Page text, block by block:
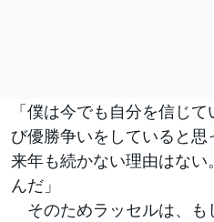
「僕は今でも自分を信じ
び優勝争いをしていると
来年も続かない理由はな
んだ」
そのためラッセルは、も